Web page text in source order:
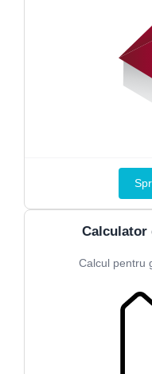
Calculator
Calcul pentru